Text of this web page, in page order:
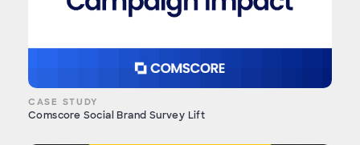
CASE STUDY
Comscore Social Brand Survey Lift